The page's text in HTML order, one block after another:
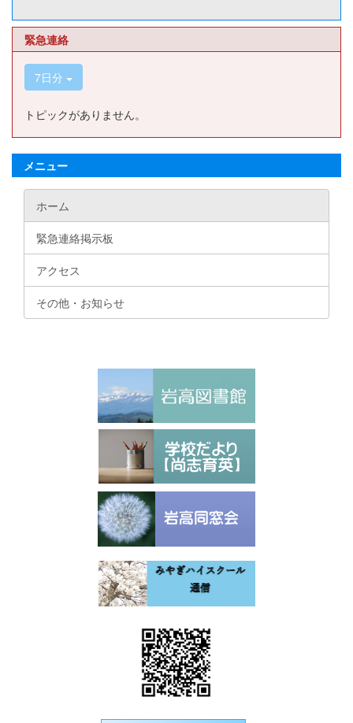
緊急連絡
7日分
トピックがありません。
メニュー
ホーム
緊急連絡掲示板
アクセス
その他・お知らせ